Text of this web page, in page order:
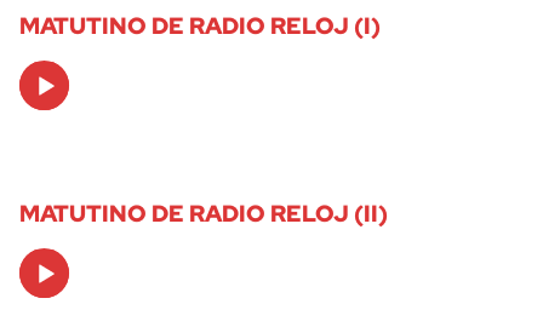
MATUTINO DE RADIO RELOJ (I)
Audio
Player
MATUTINO DE RADIO RELOJ (II)
Audio
Player